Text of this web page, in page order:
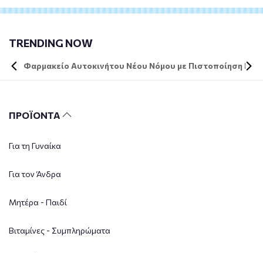
TRENDING NOW
Φαρμακείο Αυτοκινήτου Νέου Νόμου με Πιστοποίηση DIN
ΠΡΟΪΟΝΤΑ
Για τη Γυναίκα
Για τον Άνδρα
Μητέρα - Παιδί
Βιταμίνες - Συμπληρώματα